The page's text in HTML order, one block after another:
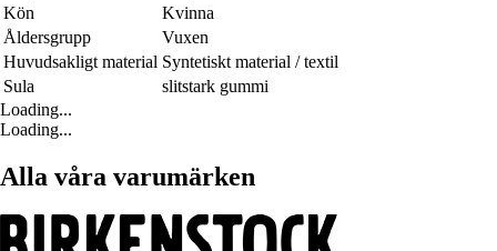
Kön
Kvinna
Åldersgrupp
Vuxen
Huvudsakligt material Syntetiskt material / textil
Sula
slitstark gummi
Loading...
Loading...
Alla våra varumärken